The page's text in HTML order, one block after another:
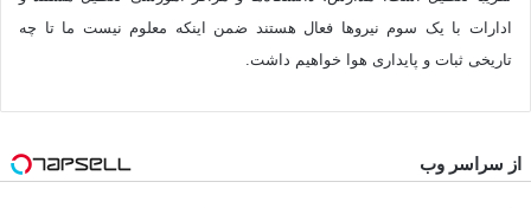
ادارات با یک سوم نیروها فعال هستند ضمن اینکه معلوم نیست ما تا چه
تاریخی ثبات و پایداری هوا خواهیم داشت.
از سراسر وب